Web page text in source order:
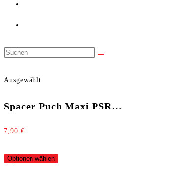
Diese
Ausgewählt:
Spacer Puch Maxi PSR…
7,90 €
Optionen wählen